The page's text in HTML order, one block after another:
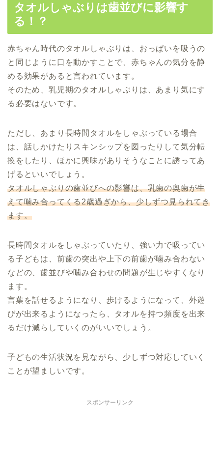
タオルしゃぶりは歯並びに影響す
る！？
赤ちゃん時代のタオルしゃぶりは、おっぱいを吸うの
と同じように口を動かすことで、赤ちゃんの気分を静
める効果があると言われています。
そのため、乳児期のタオルしゃぶりは、あまり気にす
る必要はないです。
ただし、あまり長時間タオルをしゃぶっている場合
は、話しかけたりスキンシップを図ったりして気分転
換をしたり、ほかに興味がありそうなことに誘ってあ
げるといいでしょう。
タオルしゃぶりの歯並びへの影響は、乳歯の奥歯が生
えて噛み合ってくる2歳過ぎから、少しずつ見られてき
ます。
長時間タオルをしゃぶっていたり、強い力で吸ってい
る子どもは、前歯の突出や上下の前歯が噛み合わない
などの、歯並びや噛み合わせの問題が生じやすくなり
ます。
言葉を話せるようになり、歩けるようになって、外遊
びが出来るようになったら、タオルを持つ頻度を出来
るだけ減らしていくのがいいでしょう。
子どもの生活状況を見ながら、少しずつ対応していく
ことが望ましいです。
スポンサーリンク